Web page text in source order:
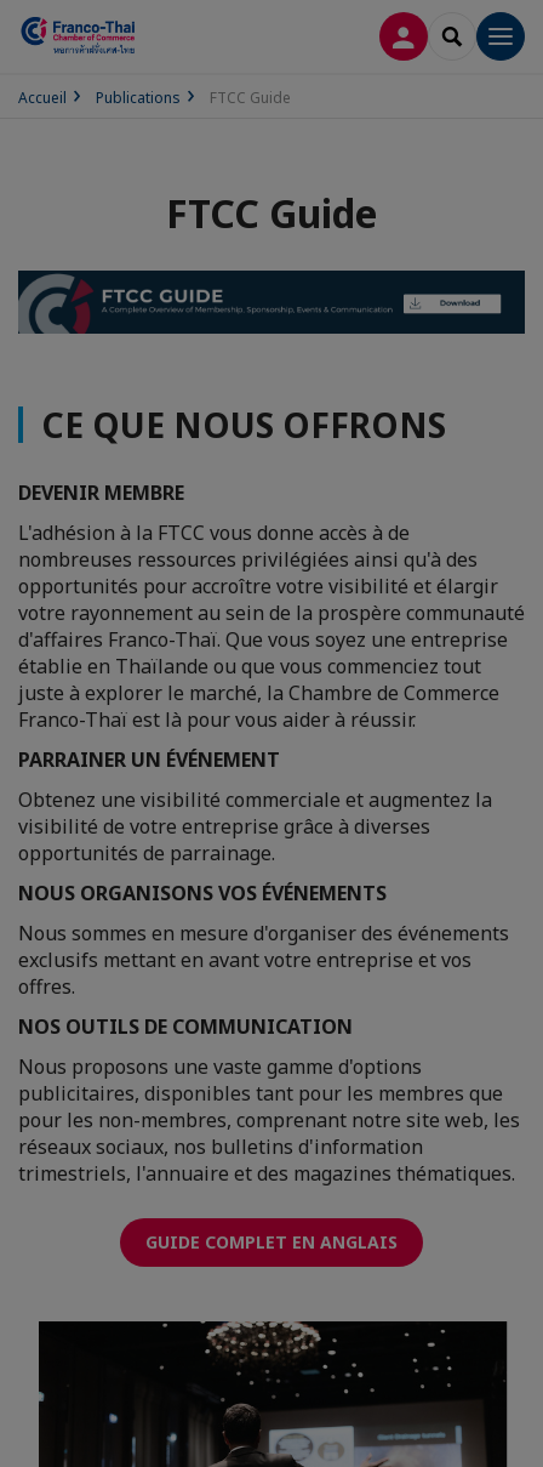
CONNEXION
Accueil Publications FTCC Guide
FTCC Guide
CE QUE NOUS OFFRONS
DEVENIR MEMBRE
L'adhésion à la FTCC vous donne accès à de
nombreuses ressources privilégiées ainsi qu'à des
opportunités pour accroître votre visibilité et élargir
votre rayonnement au sein de la prospère communauté
d'affaires Franco-Thaï. Que vous soyez une entreprise
établie en Thaïlande ou que vous commenciez tout
juste à explorer le marché, la Chambre de Commerce
Franco-Thaï est là pour vous aider à réussir.
PARRAINER UN ÉVÉNEMENT
Obtenez une visibilité commerciale et augmentez la
visibilité de votre entreprise grâce à diverses
opportunités de parrainage.
NOUS ORGANISONS VOS ÉVÉNEMENTS
Nous sommes en mesure d'organiser des événements
exclusifs mettant en avant votre entreprise et vos
offres.
NOS OUTILS DE COMMUNICATION
Nous proposons une vaste gamme d'options
publicitaires, disponibles tant pour les membres que
pour les non-membres, comprenant notre site web, les
réseaux sociaux, nos bulletins d'information
trimestriels, l'annuaire et des magazines thématiques.
GUIDE COMPLET EN ANGLAIS